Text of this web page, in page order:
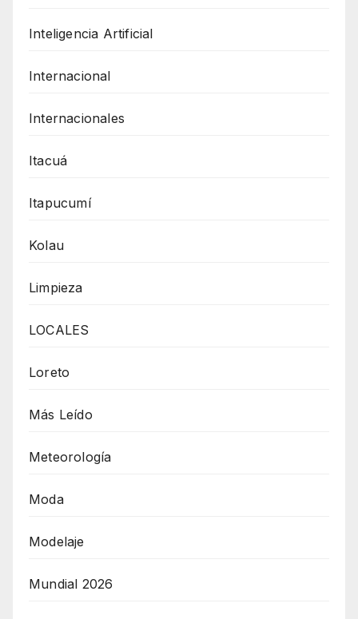
Inteligencia Artificial
Internacional
Internacionales
Itacuá
Itapucumí
Kolau
Limpieza
LOCALES
Loreto
Más Leído
Meteorología
Moda
Modelaje
Mundial 2026